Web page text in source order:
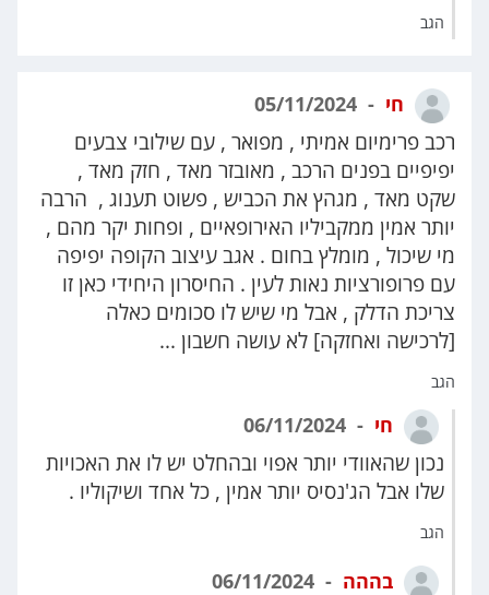
הגב
חי
רכב פרימיום אמיתי , מפואר , עם שילובי צבעים
יפיפיים בפנים הרכב , מאובזר מאד , חזק מאד ,
שקט מאד , מגהץ את הכביש , פשוט תענוג , הרבה
יותר אמין ממקביליו האירופאיים , ופחות יקר מהם ,
מי שיכול , מומלץ בחום . אגב עיצוב הקופה יפיפה
עם פרופורציות נאות לעין . החיסרון היחידי כאן זו
צריכת הדלק , אבל מי שיש לו סכומים כאלה
[לרכישה ואחזקה] לא עושה חשבון ...
הגב
חי
נכון שהאוודי יותר אפוי ובהחלט יש לו את האכויות
שלו אבל הג'נסיס יותר אמין , כל אחד ושיקוליו .
הגב
בההה